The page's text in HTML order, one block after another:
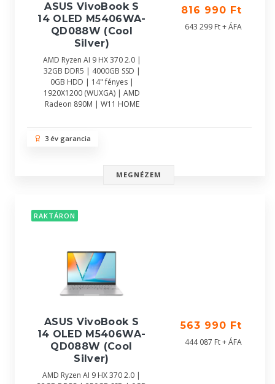
ASUS VivoBook S
14 OLED M5406WA-
QD088W (Cool
Silver)
AMD Ryzen AI 9 HX 370 2.0 |
32GB DDR5 | 4000GB SSD |
0GB HDD | 14" fényes |
1920X1200 (WUXGA) | AMD
Radeon 890M | W11 HOME
816 990 Ft
643 299 Ft + ÁFA
3 év garancia
MEGNÉZEM
RAKTÁRON
ASUS VivoBook S
14 OLED M5406WA-
QD088W (Cool
Silver)
AMD Ryzen AI 9 HX 370 2.0 |
563 990 Ft
444 087 Ft + ÁFA